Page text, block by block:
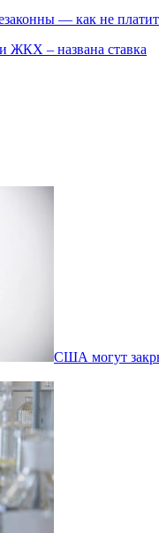
— как не
ЖКХ – названа ставка
США могут